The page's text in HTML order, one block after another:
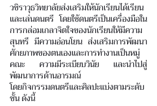
วชิราวุธวิทยาลัยส่งเสริมให้นักเรียนได้เรียน
และเล่นดนตรี โดยใช้ดนตรีเป็นเครื่องมือใน
การกล่อมเกลาจิตใจของนักเรียนให้มีความ
สุนทรี มีความอ่อนโยน ส่งเสริมการพัฒนา
ศักยภาพของตนเองและการทำงานเป็นหมู่
คณะ ความมีระเบียบวินัย และนำไปสู่
พัฒนาการด้านอารมณ์
โดยกิจกรรมดนตรีและศิลปะแบ่งตามระดับ
ชั้น ดังนี้